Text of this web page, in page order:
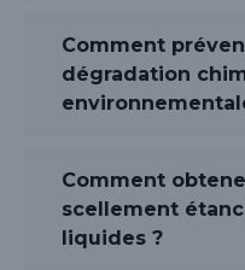
Comment
dégradation
Comment
scellement
liquides ?